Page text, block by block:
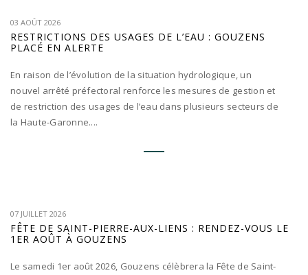
03 AOÛT 2026
RESTRICTIONS DES USAGES DE L’EAU : GOUZENS
PLACÉ EN ALERTE
En raison de l’évolution de la situation hydrologique, un
nouvel arrêté préfectoral renforce les mesures de gestion et
de restriction des usages de l’eau dans plusieurs secteurs de
la Haute-Garonne....
07 JUILLET 2026
FÊTE DE SAINT-PIERRE-AUX-LIENS : RENDEZ-VOUS LE
1ER AOÛT À GOUZENS
Le samedi 1er août 2026, Gouzens célèbrera la Fête de Saint-